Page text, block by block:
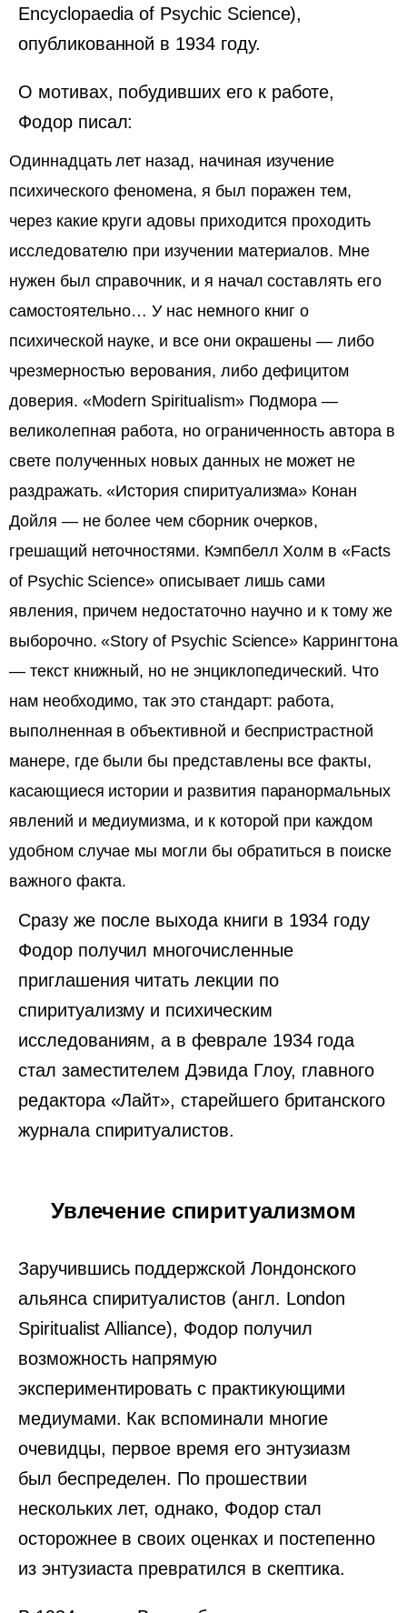
Encyclopaedia of Psychic Science),
опубликованной в 1934 году.
О мотивах, побудивших его к работе,
Фодор писал:
Одиннадцать лет назад, начиная изучение
психического феномена, я был поражен тем,
через какие круги адовы приходится проходить
исследователю при изучении материалов. Мне
нужен был справочник, и я начал составлять его
самостоятельно… У нас немного книг о
психической науке, и все они окрашены — либо
чрезмерностью верования, либо дефицитом
доверия. «Modern Spiritualism» Подмора —
великолепная работа, но ограниченность автора в
свете полученных новых данных не может не
раздражать. «История спиритуализма» Конан
Дойля — не более чем сборник очерков,
грешащий неточностями. Кэмпбелл Холм в «Facts
of Psychic Science» описывает лишь сами
явления, причем недостаточно научно и к тому же
выборочно. «Story of Psychic Science» Каррингтона
— текст книжный, но не энциклопедический. Что
нам необходимо, так это стандарт: работа,
выполненная в объективной и беспристрастной
манере, где были бы представлены все факты,
касающиеся истории и развития паранормальных
явлений и медиумизма, и к которой при каждом
удобном случае мы могли бы обратиться в поиске
важного факта.
Сразу же после выхода книги в 1934 году
Фодор получил многочисленные
приглашения читать лекции по
спиритуализму и психическим
исследованиям, а в феврале 1934 года
стал заместителем Дэвида Глоу, главного
редактора «Лайт», старейшего британского
журнала спиритуалистов.
Увлечение спиритуализмом
Заручившись поддержской Лондонского
альянса спиритуалистов (англ. London
Spiritualist Alliance), Фодор получил
возможность напрямую
экспериментировать с практикующими
медиумами. Как вспоминали многие
очевидцы, первое время его энтузиазм
был беспределен. По прошествии
нескольких лет, однако, Фодор стал
осторожнее в своих оценках и постепенно
из энтузиаста превратился в скептика.